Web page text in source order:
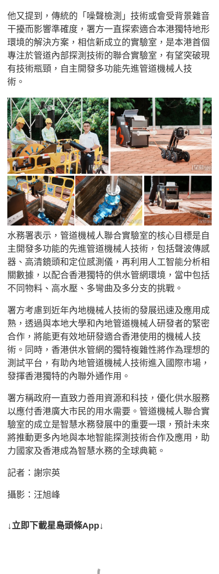
他又提到，傳統的「噪聲檢測」技術或會受背景雜音
干擾而影響準確度，署方一直探索適合本港獨特地形
環境的解決方案，相信新成立的實驗室，是本港首個
專注於管道內部探測技術的聯合實驗室，有望突破現
有技術瓶頸，自主開發多功能先進管道機械人技
術。
水務署表示，管道機械人聯合實驗室的核心目標是自
主開發多功能的先進管道機械人技術，包括聲波傳感
器、高清鏡頭和定位感測儀，再利用人工智能分析相
關數據，以配合香港獨特的供水管網環境，當中包括
不同物料、高水壓、多彎曲及多分支的挑戰。
署方考慮到近年內地機械人技術的發展迅速及應用成
熟，透過與本地大學和內地管道機械人研發者的緊密
合作，將能更有效地研發適合香港使用的機械人技
術。同時，香港供水管網的獨特複雜性將作為理想的
測試平台，有助內地管道機械人技術進入國際市場，
發揮香港獨特的內聯外通作用。
署方稱政府一直致力善用資源和科技，優化供水服務
以應付香港廣大市民的用水需要。管道機械人聯合實
驗室的成立是智慧水務發展中的重要一環，預計未來
將推動更多內地與本地智能探測技術合作及應用，助
力國家及香港成為智慧水務的全球典範。
記者：謝宗英
攝影：汪旭峰
↓立即下載星島頭條App↓